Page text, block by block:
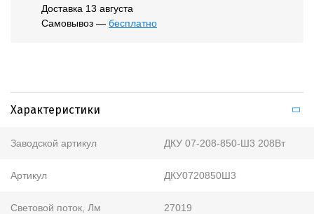
Бактерицидные рециркуляторы
Доставка 13 августа
Самовывоз — бесплатно
Характеристики
Заводской артикул ДКУ 07-208-850-Ш3 208Вт
Артикул ДКУ0720850Ш3
Световой поток, Лм 27019